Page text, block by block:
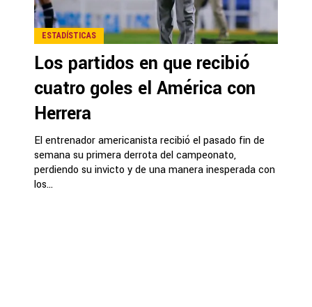
ESTADÍSTICAS
Los partidos en que recibió
cuatro goles el América con
Herrera
El entrenador americanista recibió el pasado fin de
semana su primera derrota del campeonato,
perdiendo su invicto y de una manera inesperada con
los...